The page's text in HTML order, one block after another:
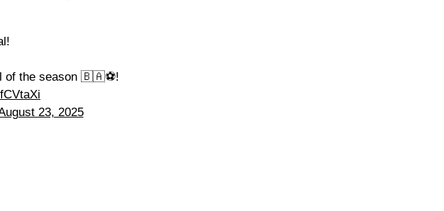
of the season 🇧🇦⚽️!
23, 2025